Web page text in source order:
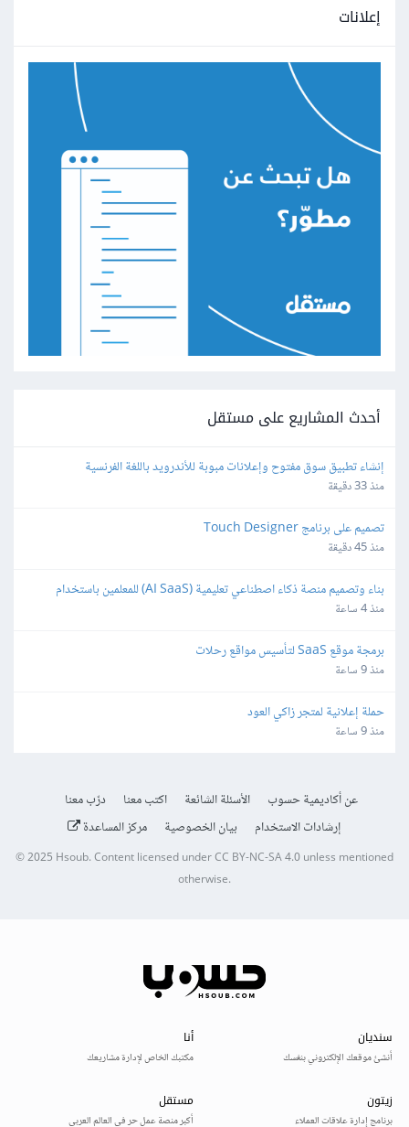
إعلانات
أحدث المشاريع على مستقل
إنشاء تطبيق سوق مفتوح وإعلانات مبوبة للأندرويد باللغة الفرنسية
منذ 33 دقيقة
تصميم على برنامج Touch Designer
منذ 45 دقيقة
Bubble.io
منذ 4 ساعة
برمجة موقع SaaS لتأسيس مواقع رحلات
منذ 9 ساعة
حملة إعلانية لمتجر زاكي العود
منذ 9 ساعة
عن أكاديمية حسوب الأسئلة الشائعة اكتب معنا
درّب معنا
إرشادات الاستخدام
بيان الخصوصية مركز المساعدة
© 2025 Hsoub.Content licensed underCC BY-NC-SA 4.0unless mentioned
otherwise.